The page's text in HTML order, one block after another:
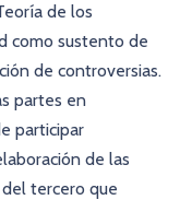
de los
como sustento de
de controversias.
partes en
participar
de las
tercero que